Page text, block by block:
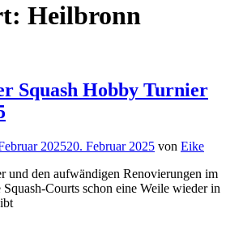
Heilbronn
Squash Hobby Turnier
202520. Februar 2025 von Eike
und den aufwändigen Renovierungen im
Courts schon eine Weile wieder in